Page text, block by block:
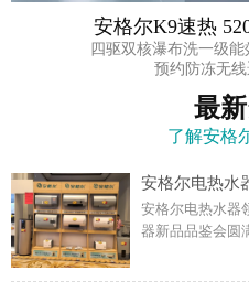
安格尔K9速热
四驱双核瀑布洗一级
预约防冻无
最
了解安格
安格尔电热水
器新品品鉴会圆